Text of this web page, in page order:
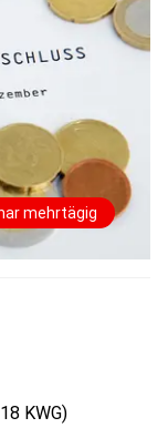
mehrtägig
KWG)